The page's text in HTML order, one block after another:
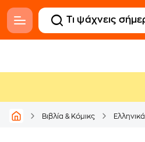
Βιβλία & Κόμικς Ελληνικά